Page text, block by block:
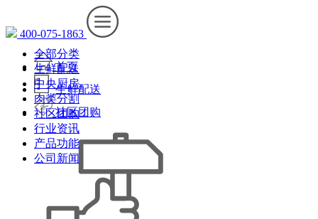
400-075-1863
首页
生鲜配送
社区团购
全部分类
生鲜配送
中央厨房
肉类分割
社区团购
行业资讯
产品功能
公司新闻